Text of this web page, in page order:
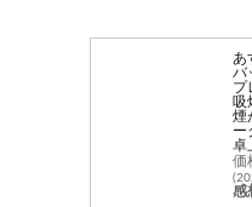
あ
バ
プ
吸
煙
ー
卓
価
感